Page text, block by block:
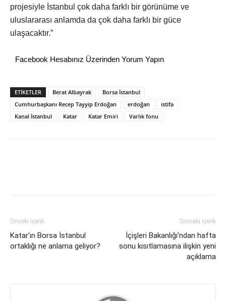
projesiyle İstanbul çok daha farklı bir görünüme ve
uluslararası anlamda da çok daha farklı bir güce
ulaşacaktır.”
Facebook Hesabınız Üzerinden Yorum Yapın
ETİKETLER Berat Albayrak
Borsa İstanbul
Cumhurbaşkanı Recep Tayyip Erdoğan
erdoğan
istifa
Kanal İstanbul
Katar Katar Emiri Varlık fonu
Önceki İçerik
Katar’ın Borsa İstanbul
ortaklığı ne anlama geliyor?
Sonraki İçerik
İçişleri Bakanlığı’ndan hafta
sonu kısıtlamasına ilişkin yeni
açıklama